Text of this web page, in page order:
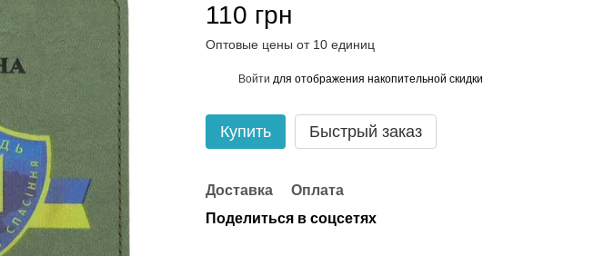
110 грн
Оптовые цены от 10 единиц
Войти для отображения накопительной скидки
Купить Быстрый заказ
Доставка
Оплата
Поделиться в соцсетях